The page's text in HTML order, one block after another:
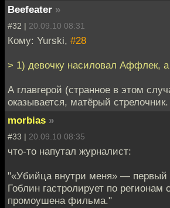
Beefeater »
#32 | 20.09.10 08:31
Кому: Yurski, #28
> 1) девочку насиловал Аффлек, а
А главгерой (странное в этом
оказывается, матёрый стрелочник.
morbias »
#33 | 20.09.10 08:35
что-то напутал журналист:
"«Убийца внутри меня» — первый
Гоблин гастролирует по регионам
промоушена фильма."